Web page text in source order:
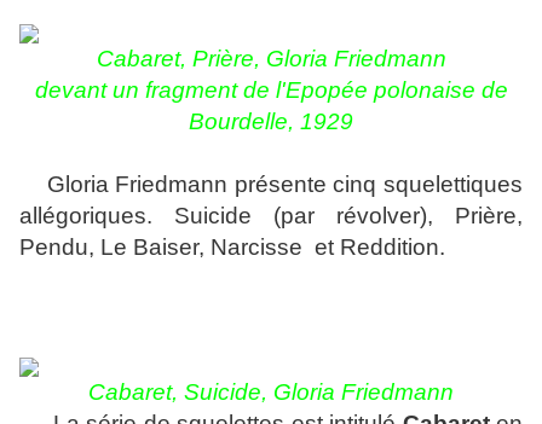
Cabaret, Prière, Gloria Friedmann
devant un fragment de l'Epopée polonaise de
Bourdelle, 1929
Gloria Friedmann présente cinq squelettiques
allégoriques. Suicide (par révolver), Prière,
Pendu, Le Baiser, Narcisse et Reddition.
Cabaret, Suicide, Gloria Friedmann